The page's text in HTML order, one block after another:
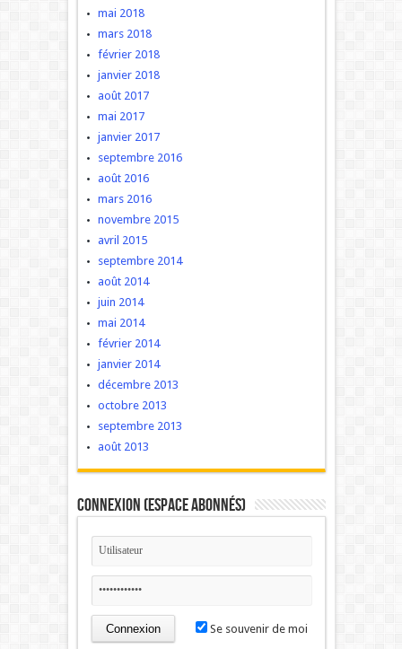
mai 2018
mars 2018
février 2018
janvier 2018
août 2017
mai 2017
janvier 2017
septembre 2016
août 2016
mars 2016
novembre 2015
avril 2015
septembre 2014
août 2014
juin 2014
mai 2014
février 2014
janvier 2014
décembre 2013
octobre 2013
septembre 2013
août 2013
Connexion (Espace Abonnés)
Se souvenir de moi